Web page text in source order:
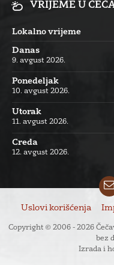
VRIJEME U
Lokalno vrijeme
Danas
9. avgust 2026.
Ponedeljak
10. avgust 2026.
Utorak
11. avgust 2026.
Creda
12. avgust 2026.
Uslovi korišćenja
Copyright © 2006 - 2026
bez
Izrada i